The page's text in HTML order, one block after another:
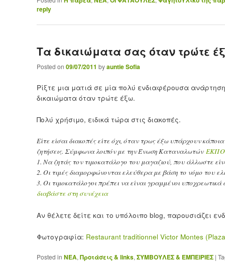
reply
Τα δικαιώματα σας όταν τρώτε
Posted on 09/07/2011 byauntie Sofia
Ρίξτε μια ματιά σε μία πολύ ενδιαφέρουσα
δικαιώματα όταν τρώτε έξω.
Πολύ χρήσιμο, ειδικά τώρα στις διακοπές.
Είτε είσαι διακοπές είτε όχι, όταν τρως έξω υπάρχουν
ζητήσεις. Σύμφωνα λοιπόν με την Ένωση Καταναλωτών
1. Να ζητάς τον τιμοκατάλογο του μαγαζιού, που άλλωστε
2. Οι τιμές διαμορφώνονται ελεύθερα με βάση το νόμο του
3. Οι τιμοκατάλογοι πρέπει να είναι γραμμένοι
διαβάστε στη συνέχεια
Αν θέλετε δείτε και το υπόλοιπο blog, παρουσιάζει
Φωτογραφία: Restaurant traditionnel Victor Montes
Posted in ΝΕΑ,Προτάσεις & links,ΣΥΜΒΟΥΛΕΣ & ΕΜΠΕΙΡΙΕΣ |